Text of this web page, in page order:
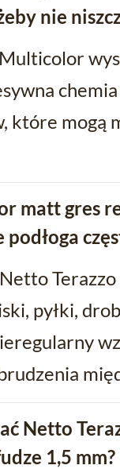
nie
które mogą
matt gres
pyłki,
Netto
1,5 mm?